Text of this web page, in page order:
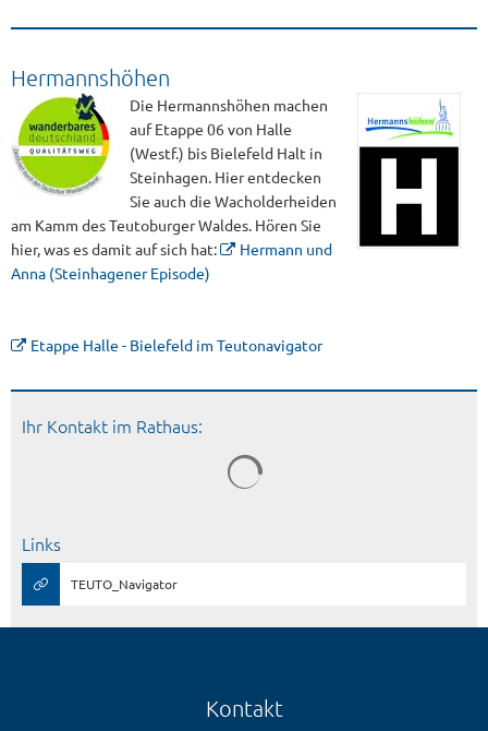
Hermannshöhen
Die Hermannshöhen machen
auf Etappe 06 von Halle
(Westf.) bis Bielefeld Halt in
Steinhagen. Hier entdecken
Sie auch die Wacholderheiden
am Kamm des Teutoburger Waldes. Hören Sie
hier, was es damit auf sich hat:
Hermann und
Anna (Steinhagener Episode)
Etappe Halle - Bielefeld im Teutonavigator
Ihr Kontakt im Rathaus:
Links
TEUTO_Navigator
Kontakt